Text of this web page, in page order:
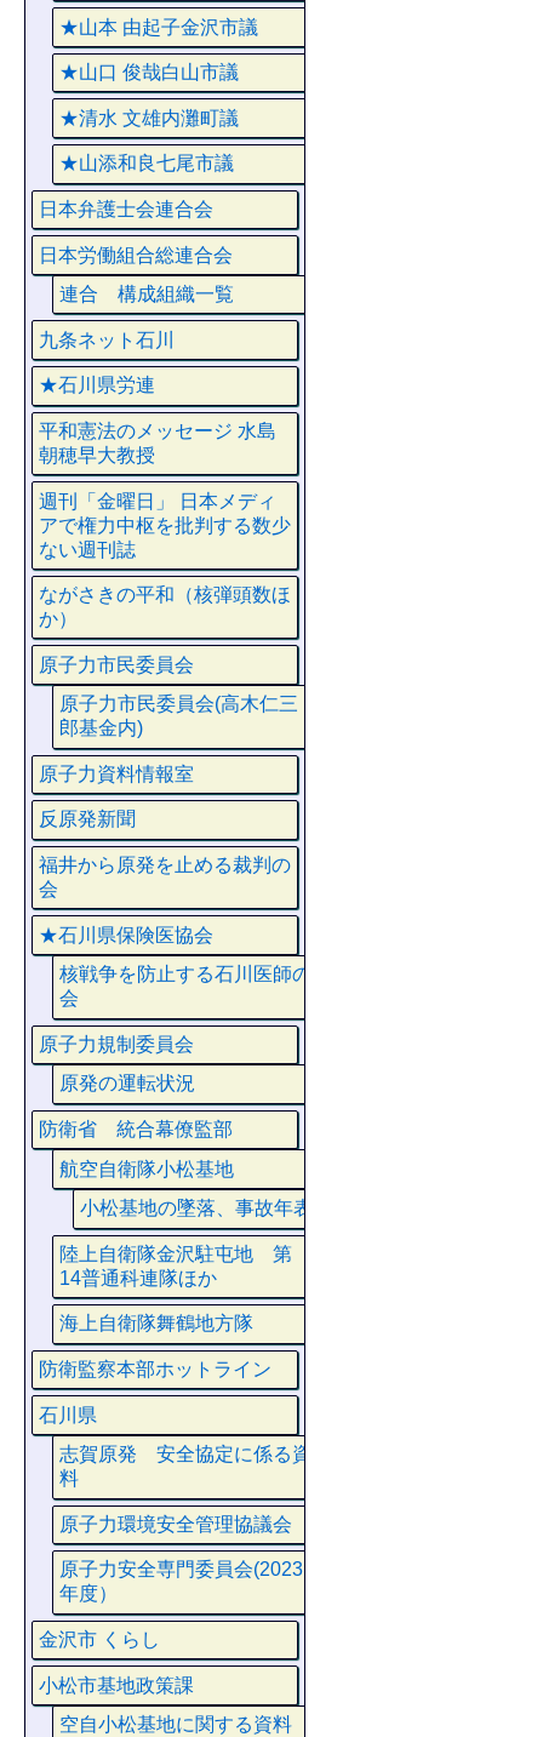
★山本 由起子金沢市議
★山口 俊哉白山市議
★清水 文雄内灘町議
★山添和良七尾市議
日本弁護士会連合会
日本労働組合総連合会
連合 構成組織一覧
九条ネット石川
★石川県労連
平和憲法のメッセージ 水島
朝穂早大教授
週刊「金曜日」 日本メディ
アで権力中枢を批判する数少
ない週刊誌
ながさきの平和（核弾頭数ほ
か）
原子力市民委員会
原子力市民委員会(高木仁三
郎基金内)
原子力資料情報室
反原発新聞
福井から原発を止める裁判の
会
★石川県保険医協会
核戦争を防止する石川医師の
会
原子力規制委員会
原発の運転状況
防衛省 統合幕僚監部
航空自衛隊小松基地
小松基地の墜落、事故年表
陸上自衛隊金沢駐屯地 第
14普通科連隊ほか
海上自衛隊舞鶴地方隊
防衛監察本部ホットライン
石川県
志賀原発 安全協定に係る資
料
原子力環境安全管理協議会
原子力安全専門委員会(2023
年度）
金沢市 くらし
小松市基地政策課
空自小松基地に関する資料